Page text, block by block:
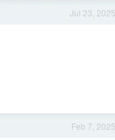
Jul 23, 2025
Feb 7, 2025